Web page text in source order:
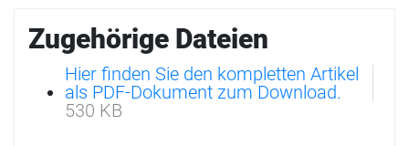
Zugehörige Dateien
Hier finden Sie den kompletten Artikel
als PDF-Dokument zum Download.
530 KB